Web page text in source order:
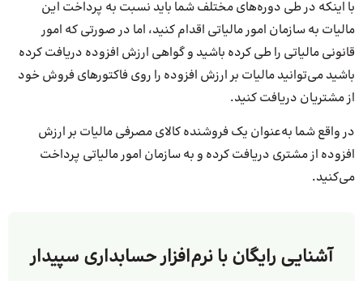
با اینکه در طی دوره‌های مختلف شما باید نسبت به پرداخت این
مالیات به سازمان امور مالیاتی اقدام کنید، اما در صورتی که امور
قانونی مالیاتی را طی کرده باشید و گواهی ارزش افزوده دریافت کرده
باشید می‌توانید مالیات بر ارزش افزوده را روی فاکتورهای فروش خود
از مشتریان دریافت کنید.
در واقع شما به‌عنوان یک فروشنده کالای مصرفی مالیات بر ارزش
افزوده از مشتری دریافت کرده و به سازمان امور مالیاتی پرداخت
می‌کنید.
آشنایی رایگان با نرم‌افزار حسابداری سپیدار